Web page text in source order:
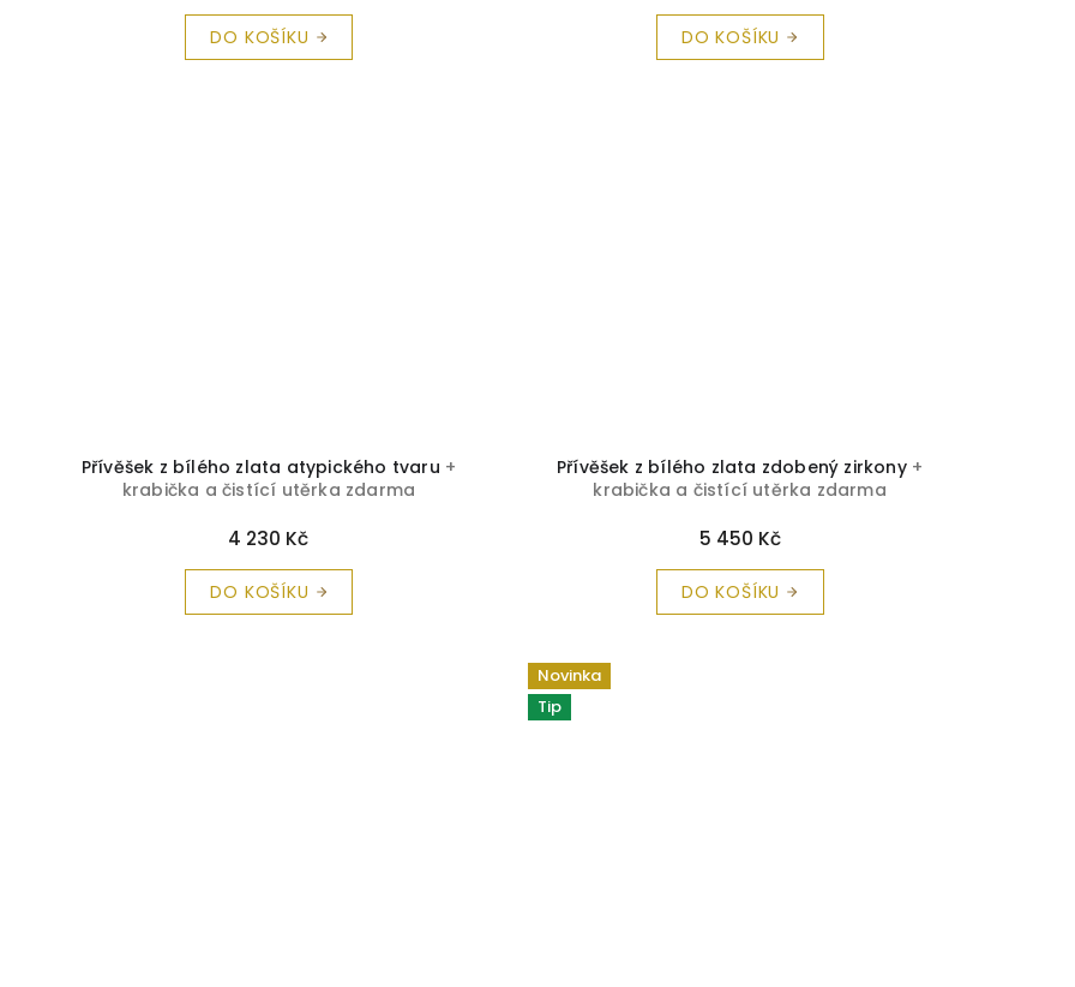
DO KOŠÍKU DO KOŠÍKU
Přívěšek z bílého zlata atypického tvaru +
krabička a čistící utěrka zdarma
4 230 Kč
DO KOŠÍKU
Přívěšek z bílého zlata zdobený zirkony +
krabička a čistící utěrka zdarma
5 450 Kč
DO KOŠÍKU
Novinka
Tip